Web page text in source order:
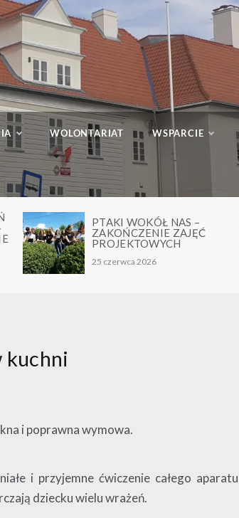
WOLONTARIAT WSPARCIE
MŁODZI KREATYWNI –
AKADEMIA
PRZEDSIĘBIORCZOŚCI
24 czerwca 2026
kuchni
i poprawna wymowa.
i przyjemne ćwiczenie całego aparatu
dziecku wielu wrażeń.